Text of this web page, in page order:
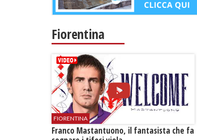
Fiorentina
FIORENTINA
Franco Mastantuono, il fantasista che fa